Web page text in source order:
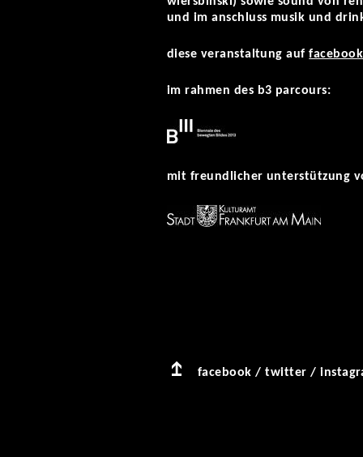
und im anschluss musik und
diese veranstaltung auffacebook
im rahmen des b3 parcours:
mit freundlicher unterstützung
facebook /twitter /